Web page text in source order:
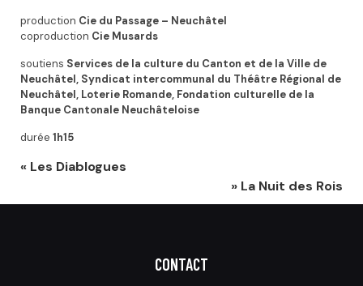
production Cie du Passage – Neuchâtel
coproduction Cie Musards
soutiens Services de la culture du Canton et de la Ville de
Neuchâtel, Syndicat intercommunal du Théâtre Régional de
Neuchâtel, Loterie Romande, Fondation culturelle de la
Banque Cantonale Neuchâteloise
durée 1h15
« Les Diablogues
» La Nuit des Rois
CONTACT